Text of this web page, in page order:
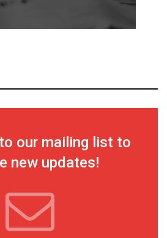
our mailing list to
new updates!